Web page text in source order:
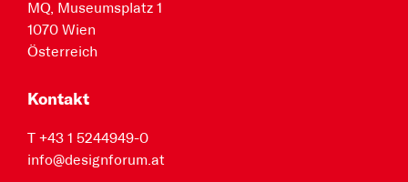
MQ, Museumsplatz 1
1070 Wien
Österreich
Kontakt
T +43 1 5244949-0
info@designforum.at